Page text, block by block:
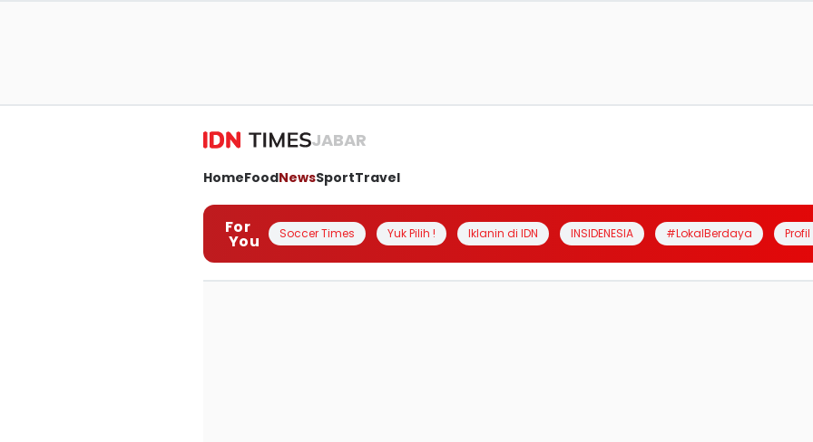
JABAR
HomeFoodNewsSportTravel
For
You Soccer Times Yuk Pilih ! Iklanin di IDN INSIDENESIA #LokalBerdaya